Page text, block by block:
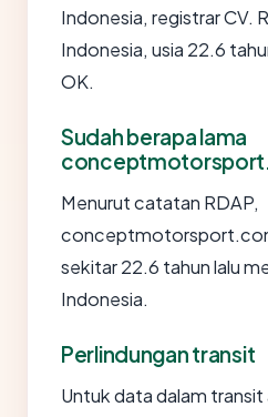
Indonesia, registrar CV.
Indonesia, usia 22.6
OK.
Sudah berapa lama
Menurut catatan RDAP,
sekitar 22.6 tahun lalu
Indonesia.
Perlindungan transit
Untuk data dalam